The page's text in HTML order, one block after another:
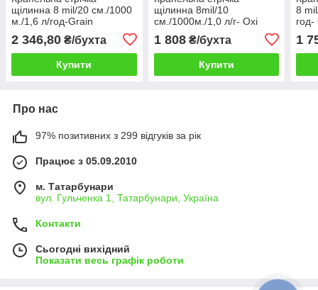
щілинна 8 mil/20 см./1000
м./1,6 л/год-Grain
2 346,80 ₴/бухта
Купити
щілинна 8mil/10
см./1000м./1,0 л/г- Oxi
1 808₴/бухта
Купити
8
1
Про нас
97% позитивних з 299 відгуків за рік
Працює з 05.09.2010
м. Татарбунари
вул. Гульченка 1, Татарбунари, Україна
Контакти
Сьогодні вихідний
Показати весь графік роботи